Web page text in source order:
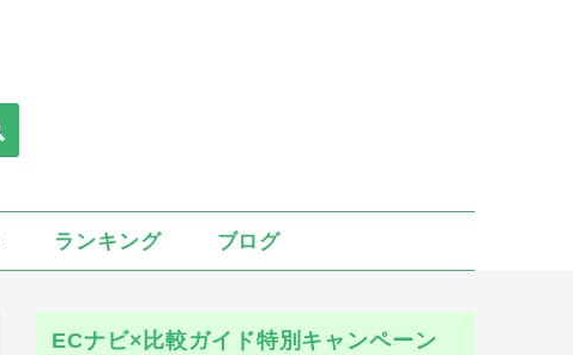
ランキング ブログ
ECナビ×比較ガイド特別キャンペーン